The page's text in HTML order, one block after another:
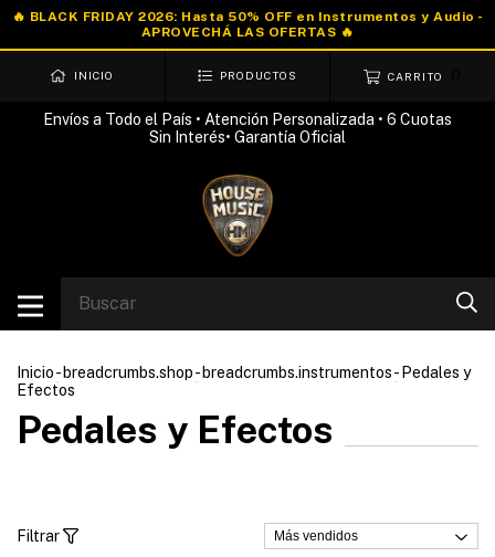
INICIO PRODUCTOS CARRITO
Envíos a Todo el País • Atención Personalizada • 6 Cuotas
Sin Interés• Garantía Oficial
Inicio- breadcrumbs.shop- breadcrumbs.instrumentos- Pedales y
Efectos
Pedales y Efectos
Filtrar